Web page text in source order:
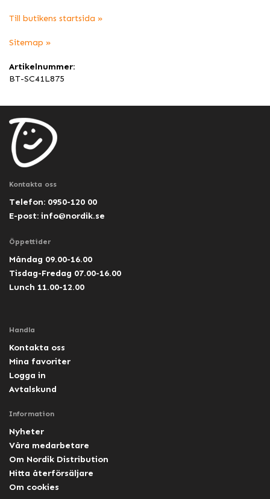
Till butikens startsida »
Sitemap »
Artikelnummer:
BT-SC41L875
Kontakta oss
Telefon: 0950-120 00
E-post: info@nordik.se
Öppettider
Måndag 09.00-16.00
Tisdag-Fredag 07.00-16.00
Lunch 11.00-12.00
Handla
Kontakta oss
Mina favoriter
Logga in
Avtalskund
Information
Nyheter
Våra medarbetare
Om Nordik Distribution
Hitta återförsäljare
Om cookies